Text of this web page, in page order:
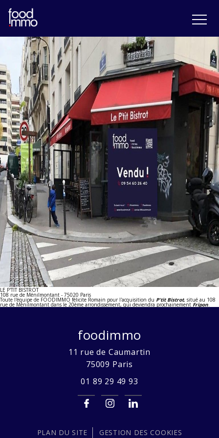
LE P'TIT BISTROT
108 rue de Ménilmontant - 75020 Paris
Toute l'équipe de FOODIMMO félicite Romain pour l'acquisition du P'tit Bistrot, situé au 108
rue de Ménilmontant dans le 20ème arrondissement, qui deviendra prochainement Fripon.
foodimmo
11 rue de Caumartin
75009 Paris
01 89 29 49 93
PLAN DU SITE GESTION DES COOKIES